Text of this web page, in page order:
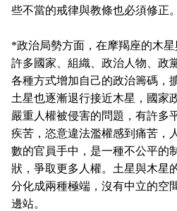
些不當的戒律與教條也必須修正。
*政治局勢方面，在摩羯座的木星
許多國家、組織、政治人物、政
各種方式增加自己的政治籌碼，
土星也逐漸退行接近木星，國家
嚴重人權被侵害的問題，有許多
疾苦，恣意違法濫權感到痛苦，
數的官員手中，是一種不公平的
狀，爭取更多人權。土星與木星
分化成兩種極端，沒有中立的空
邊站。